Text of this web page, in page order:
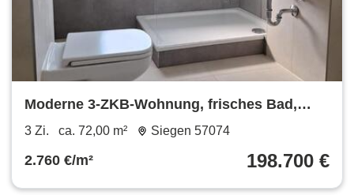
Moderne 3-ZKB-Wohnung, frisches Bad,
ruhige, zentrale Lage Siegen
3 Zi. ca. 72,00 m² Siegen 57074
2.760 €/m² 198.700 €